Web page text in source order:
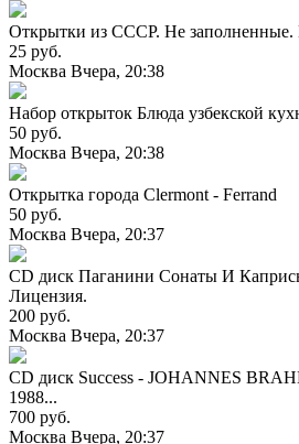
Открытки из СССР. Не
25 руб.
Москва Вчера, 20:38
Набор открыток Блюда узбекской
50 руб.
Москва Вчера, 20:38
Открытка города Clermont - Ferrand
50 руб.
Москва Вчера, 20:37
CD диск Паганини Сонаты И
Лицензия.
200 руб.
Москва Вчера, 20:37
CD диск Success - JOHANNES
1988...
700 руб.
Москва Вчера, 20:37